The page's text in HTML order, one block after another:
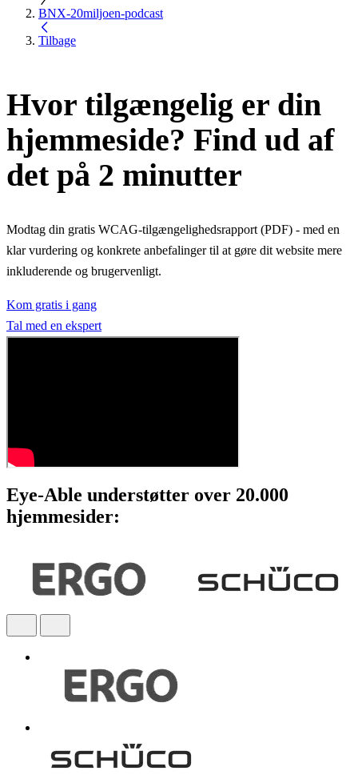
BNX-20miljoen-podcast
Tilbage
Hvor tilgængelig er din
hjemmeside? Find ud af
det på 2 minutter
Modtag din gratis WCAG-tilgængelighedsrapport (PDF) - med en
klar vurdering og konkrete anbefalinger til at gøre dit website mere
inkluderende og brugervenligt.
Kom gratis i gang
Tal med en ekspert
Eye-Able understøtter over 20.000
hjemmesider: